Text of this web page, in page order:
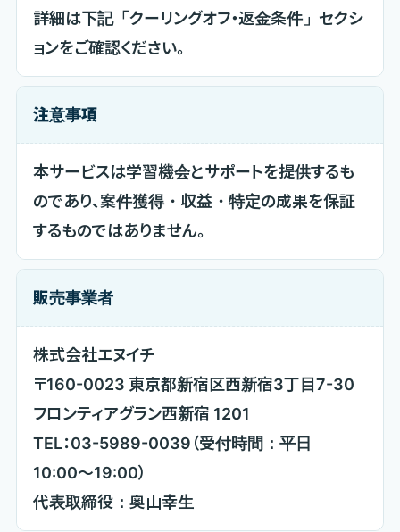
詳細は下記「クーリングオフ・返金条件」セクシ
ョンをご確認ください。
注意事項
本サービスは学習機会とサポートを提供するも
のであり、案件獲得・収益・特定の成果を保証
するものではありません。
販売事業者
株式会社エヌイチ
〒160-0023 東京都新宿区西新宿3丁目7-30
フロンティアグラン西新宿 1201
TEL：03-5989-0039（受付時間：平日
10:00〜19:00）
代表取締役：奥山幸生